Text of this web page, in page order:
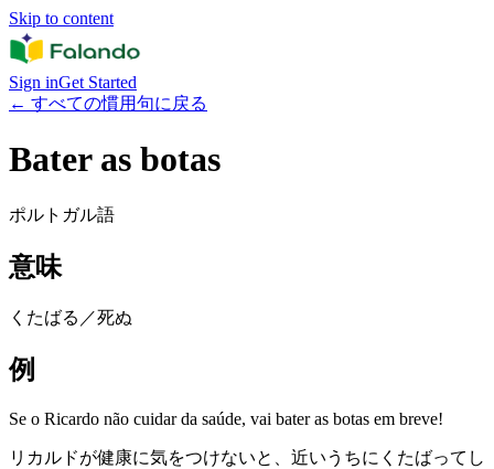
Skip to content
Sign inGet Started
← すべての慣用句に戻る
Bater as botas
ポルトガル語
意味
くたばる／死ぬ
例
Se o Ricardo não cuidar da saúde, vai bater as botas em breve!
リカルドが健康に気をつけないと、近いうちにくたばってし